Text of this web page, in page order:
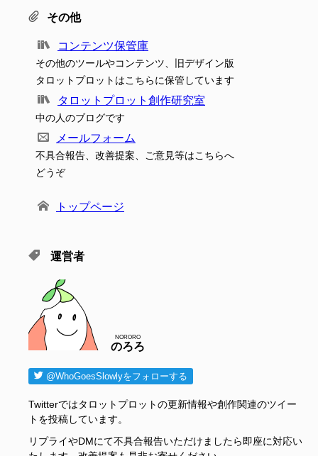
その他
コンテンツ保管庫
その他のツールやコンテンツ、旧デザイン版
タロットプロットはこちらに保管しています
タロットプロット創作研究室
中の人のブログです
メールフォーム
不具合報告、改善提案、ご意見等はこちらへ
どうぞ
トップページ
運営者
のろろ
NORORO
@WhoGoesSlowlyをフォローする
Twitterではタロットプロットの更新情報や創作関連のツイー
トを投稿しています。
リプライやDMにて不具合報告いただけましたら即座に対応い